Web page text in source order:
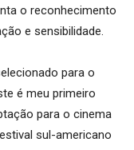
o reconhecimento
e sensibilidade.
para o
é meu primeiro
para o cinema
sul-americano